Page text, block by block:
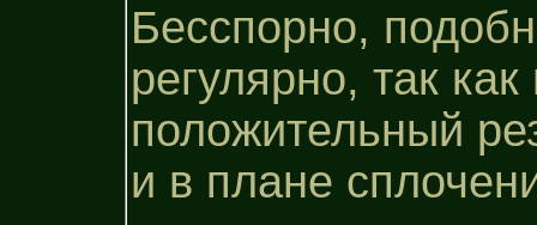
Бесспорно,
регулярно, так
положительный
и в плане